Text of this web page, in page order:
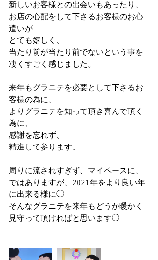
新しいお客様との出会いもあったり、
お店の心配をして下さるお客様のお心
遣いが
とても嬉しく、
当たり前が当たり前でないという事を
凄くすごく感じました。
来年もグラニテを必要として下さるお
客様の為に、
よりグラニテを知って頂き喜んで頂く
為に、
感謝を忘れず、
精進して参ります。
周りに流されすぎず、マイペースに、
ではありますが、2021年をより良い年
に出来る様に◯
そんなグラニテを来年もどうか暖かく
見守って頂ければと思います◯